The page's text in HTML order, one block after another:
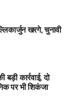
जिसके फलस्वरूप विगत
पर भर्ती प्रक्रिया
मिल सकें और राज्य
Finance Bank)
खरगे, चुनावी
कार्रवाई, दो
पर भी शिकंजा